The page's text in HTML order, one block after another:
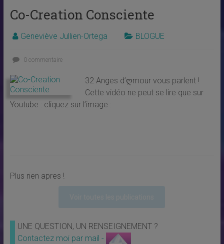
Co-Creation Consciente
Geneviève Jullien-Ortega BLOGUE
0 commentaire
32 Anges d’ღmour vous parlent !
Cette vidéo ne peut se lire que sur
Youtube : cliquez sur l’image :
Plus rien apres !
UNE QUESTION, UN RENSEIGNEMENT ?
Contactez moi par mail -